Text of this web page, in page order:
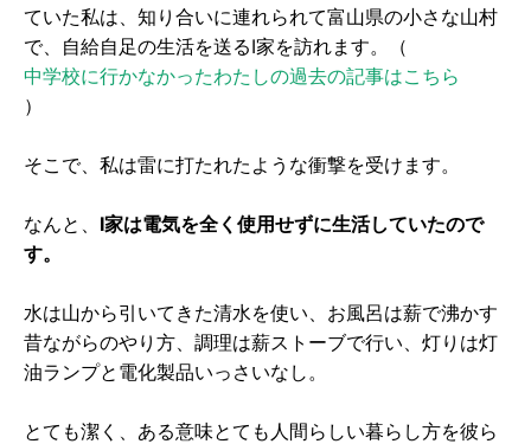
ていた私は、知り合いに連れられて富山県の小さな山村
で、自給自足の生活を送るI家を訪れます。（
中学校に行かなかったわたしの過去の記事はこちら
）
そこで、私は雷に打たれたような衝撃を受けます。
なんと、 I家は電気を全く使用せずに生活していたので
す。
水は山から引いてきた清水を使い、お風呂は薪で沸かす
昔ながらのやり方、調理は薪ストーブで行い、灯りは灯
油ランプと電化製品いっさいなし。
とても潔く、ある意味とても人間らしい暮らし方を彼ら